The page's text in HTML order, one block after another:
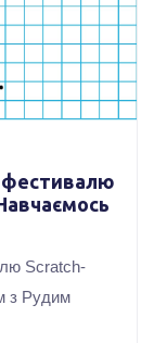
Scrаtch-
з Рудим